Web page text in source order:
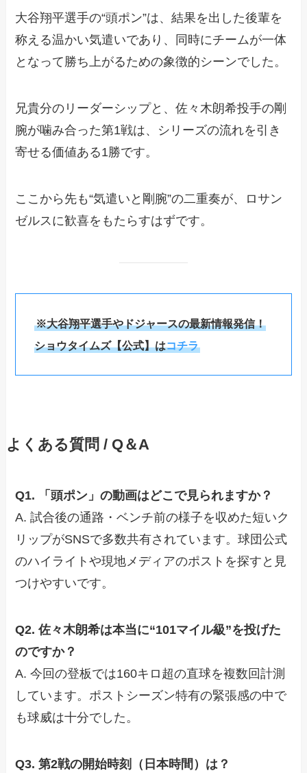
大谷翔平選手の“頭ポン”は、結果を出した後輩を
称える温かい気遣いであり、同時にチームが一体
となって勝ち上がるための象徴的シーンでした。
兄貴分のリーダーシップと、佐々木朗希投手の剛
腕が噛み合った第1戦は、シリーズの流れを引き
寄せる価値ある1勝です。
ここから先も“気遣いと剛腕”の二重奏が、ロサン
ゼルスに歓喜をもたらすはずです。
※大谷翔平選手やドジャースの最新情報発信！
ショウタイムズ【公式】はコチラ
よくある質問 / Q＆A
Q1. 「頭ポン」の動画はどこで見られますか？
A. 試合後の通路・ベンチ前の様子を収めた短いク
リップがSNSで多数共有されています。球団公式
のハイライトや現地メディアのポストを探すと見
つけやすいです。
Q2. 佐々木朗希は本当に“101マイル級”を投げた
のですか？
A. 今回の登板では160キロ超の直球を複数回計測
しています。ポストシーズン特有の緊張感の中で
も球威は十分でした。
Q3. 第2戦の開始時刻（日本時間）は？